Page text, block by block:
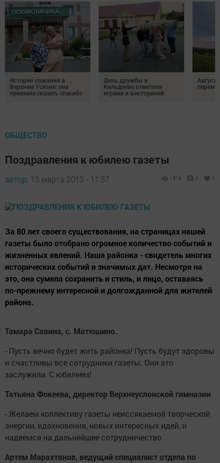
История спасения в
Верхнем Услоне: она
приехала сказать спасибо
День дружбы в
Кильдееве отметили
играми и викториной
Август
ОБЩЕСТВО
Поздравления к юбилею газеты
автор, 15 марта 2013 - 11:37 1518 0 0
За 80 лет своего существования, на страницах нашей
газеты было отобрано огромное количество событий и
жизненных явлений. Наша районка - свидетель многих
исторических событий и значимых дат. Несмотря на
это, она сумела сохранить и стиль, и лицо, оставаясь
по-прежнему интересной и долгожданной для жителей
района.
Тамара Савина, с. Матюшино.
- Пусть вечно будет жить районка! Пусть будут здоровы
и счастливы все сотрудники газеты. Они это
заслужили. С юбилеем!
Татьяна Фокеева, директор Верхнеуслонской гимназии
- Желаем коллективу газеты неиссякаемой творческой
энергии, вдохновения, новых интересных идей, и
надеемся на дальнейшее сотрудничество.
Артем Марахтанов, ведущий специалист отдела по